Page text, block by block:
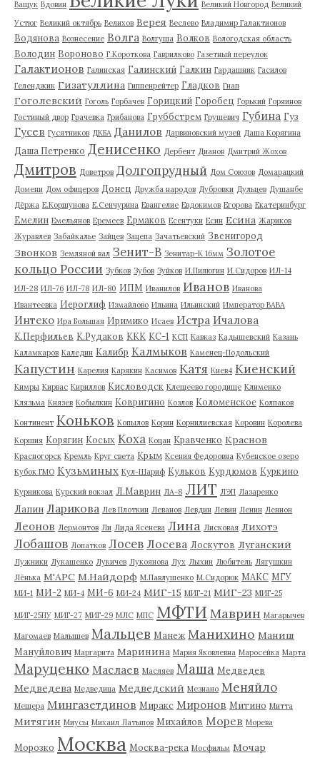
Ващук Вдовин Великий Новгород Великий
Устюг Великий октябрь Велихов Верея Веслево Владимир Галактионов
Водянова Вознесение Волга Волгуша Волков Вологодская область
Володин Вороново Г.Короткова Гаврилково Газетный переулок
Галактионов Галинская Галинский Галкин Гардашник Гасилов
Геленджик Гизатуллина Гиппенрейтер Гладков Гнап
Гоголевский Гоголь Горбачев Горицкий Горобец Горький Горяинов
Гостиный двор Грачевка Грибанова Груббстрем Грушевич Губина Гуз
Гусев Гусятников ДКБА Данилов Дарвиновский музей Даша Корягина
Даша Петренко Денисенко Дербент Дианов Дмитрий Жохов
Дмитров Доветров Долгопрудный Дом Союзов Домарацкий
Домени Дом офицеров Донец Дружба народов Дубровки Дульцев Душанбе
Дёржа Е.Коршунова Е.Сенчурина Евангелие Евдокимов Егорова Екатеринбург
Емелин Емельянов Еремеев Ермаков Есентуки Есин Есина Жариков
Журавлев Забайкалье Зайцев Зацепа Зачатьевский Звенигород
Звонков Земляной вал Зенит-В Зенитар-К 16мм Золотое
кольцо России Зубков Зубов Зуйков И.Пилюгин И.Сидоров ИЛ-14
ИЛ-28 ИЛ-76 ИЛ-78 ИЛ-80 ИПМ Иванилов Иванов Иванова
Ивантеевка Иероглиф Измайлово Ильина Ильинский Император ВАВА
Интеко Ира Большая Иримико Исаев Истра Ичалова
К.Перфильев К.Рудаков ККК КС-1 КСП Кавказ Кадышевский Казань
Каламкаров Каледин Калибр Калмыков Каменец-Подольский
Капустин Карелия Карякин Касимов Катя Киев4 Киенский
Кимры Кирвас Кириллов Кисловодск Клещеево городище Клименко
Клязьма Князев Кобылкин Ковригино Козлов Коломенское Колпаков
Континент Коньков Копылов Корин Корнилиевская Коровин Королева
Коршия Корягин Косых Коха Коцан Кравченко Краснов
Красногорск Кремль Круг света Крым Ксения Федоровна Кубенское озеро
Кубок ГМО Кузьминых Кул-Шариф Кульков Курдюмов Куркино
Курникова Курский вокзал Л.Маврин ЛА-8 ЛИТ ЛЭП Лазаренко
Лапин Ларикова Лев Плоткин Леванов Левдин Левин Ленин Леннон
Леонов Лермонтов Ли Лида Ясенева Лина Лисковая Лихотэ
Лобашов Лопатков Лосев Лосева Лоскутов Луганский
Лужники Лукашенко Лукичев Лукоянова Лух Лыхин Любитель Лягушкин
Лёнька М'АРС М.Найдорф М.Павлушенко М.Сидорюк МАКС МГУ
МИ-1 МИ-2 МИ-4 МИ-6 МИ-24 МИГ-15 МИГ-21 МИГ-23 МИГ-25
МИГ-25ПУ МИГ-27 МИГ-29 МЛС МПС МФТИ Маврин Магарычев
Магомаев Малышев Мальцев Манеж Манихино Маниш
Мануйлович Маргарита Маринина Мария Яковлевна Маросейка Марта
Маруценко Маслаев Масляев Маша Медведев
Медведева Медведица Медведский Мезиано Меняйло
Мещера Мингазетдинов Миракс Миронов Митино Митта
Митягин Миусы Михаил Латыпов Михайлов Морев Морева
Морозко Москва Москва-река Мосфильм Мочар